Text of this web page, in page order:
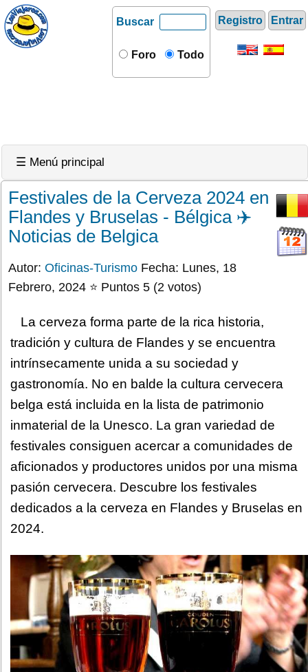
Registro Entrar
Buscar
Foro Todo
☰ Menú principal
Festivales de la Cerveza 2024 en
Flandes y Bruselas - Bélgica ✈️
Noticias de Belgica
Autor: Oficinas-Turismo Fecha: Lunes, 18
Febrero, 2024 ⭐ Puntos 5 (2 votos)
La cerveza forma parte de la rica historia,
tradición y cultura de Flandes y se encuentra
intrínsecamente unida a su sociedad y
gastronomía. No en balde la cultura cervecera
belga está incluida en la lista de patrimonio
inmaterial de la Unesco. La gran variedad de
festivales consiguen acercar a comunidades de
aficionados y productores unidos por una misma
pasión cervecera. Descubre los festivales
dedicados a la cerveza en Flandes y Bruselas en
2024.